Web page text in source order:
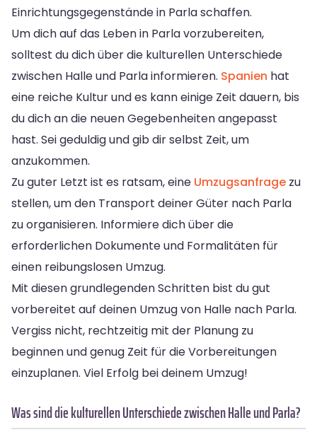
Einrichtungsgegenstände in Parla schaffen.
Um dich auf das Leben in Parla vorzubereiten,
solltest du dich über die kulturellen Unterschiede
zwischen Halle und Parla informieren. Spanien hat
eine reiche Kultur und es kann einige Zeit dauern, bis
du dich an die neuen Gegebenheiten angepasst
hast. Sei geduldig und gib dir selbst Zeit, um
anzukommen.
Zu guter Letzt ist es ratsam, eine Umzugsanfrage zu
stellen, um den Transport deiner Güter nach Parla
zu organisieren. Informiere dich über die
erforderlichen Dokumente und Formalitäten für
einen reibungslosen Umzug.
Mit diesen grundlegenden Schritten bist du gut
vorbereitet auf deinen Umzug von Halle nach Parla.
Vergiss nicht, rechtzeitig mit der Planung zu
beginnen und genug Zeit für die Vorbereitungen
einzuplanen. Viel Erfolg bei deinem Umzug!
Was sind die kulturellen Unterschiede zwischen Halle und Parla?